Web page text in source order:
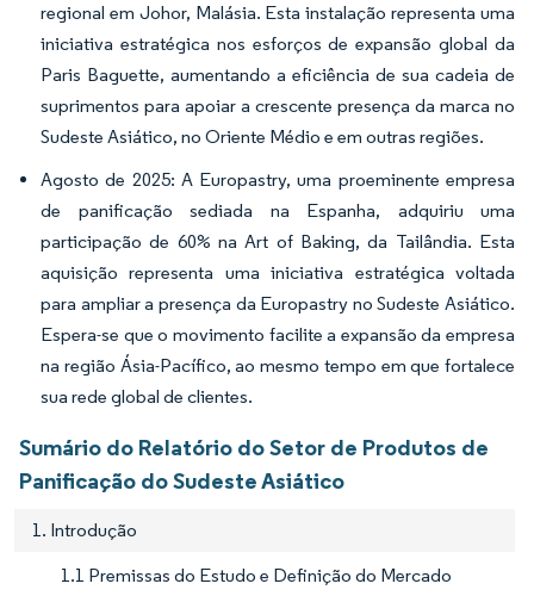
regional em Johor, Malásia. Esta instalação representa uma
iniciativa estratégica nos esforços de expansão global da
Paris Baguette, aumentando a eficiência de sua cadeia de
suprimentos para apoiar a crescente presença da marca no
Sudeste Asiático, no Oriente Médio e em outras regiões.
Agosto de 2025: A Europastry, uma proeminente empresa
de panificação sediada na Espanha, adquiriu uma
participação de 60% na Art of Baking, da Tailândia. Esta
aquisição representa uma iniciativa estratégica voltada
para ampliar a presença da Europastry no Sudeste Asiático.
Espera-se que o movimento facilite a expansão da empresa
na região Ásia-Pacífico, ao mesmo tempo em que fortalece
sua rede global de clientes.
Sumário do Relatório do Setor de Produtos de
Panificação do Sudeste Asiático
1. Introdução
1.1 Premissas do Estudo e Definição do Mercado